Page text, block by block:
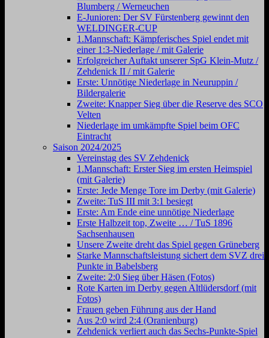
Blumberg / Werneuchen
E-Junioren: Der SV Fürstenberg gewinnt den
WELDINGER-CUP
1.Mannschaft: Kämpferisches Spiel endet mit
einer 1:3-Niederlage / mit Galerie
Erfolgreicher Auftakt unserer SpG Klein-Mutz /
Zehdenick II / mit Galerie
Erste: Unnötige Niederlage in Neuruppin /
Bildergalerie
Zweite: Knapper Sieg über die Reserve des SCO
Velten
Niederlage im umkämpfte Spiel beim OFC
Eintracht
Saison 2024/2025
Vereinstag des SV Zehdenick
1.Mannschaft: Erster Sieg im ersten Heimspiel
(mit Galerie)
Erste: Jede Menge Tore im Derby (mit Galerie)
Zweite: TuS III mit 3:1 besiegt
Erste: Am Ende eine unnötige Niederlage
Erste Halbzeit top, Zweite … / TuS 1896
Sachsenhausen
Unsere Zweite dreht das Spiel gegen Grüneberg
Starke Mannschaftsleistung sichert dem SVZ drei
Punkte in Babelsberg
Zweite: 2:0 Sieg über Häsen (Fotos)
Rote Karten im Derby gegen Altlüdersdorf (mit
Fotos)
Frauen geben Führung aus der Hand
Aus 2:0 wird 2:4 (Oranienburg)
Zehdenick verliert auch das Sechs-Punkte-Spiel